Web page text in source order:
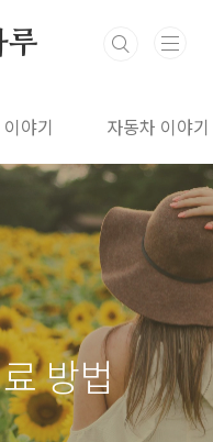
루
야기 자동차 이야기
방법